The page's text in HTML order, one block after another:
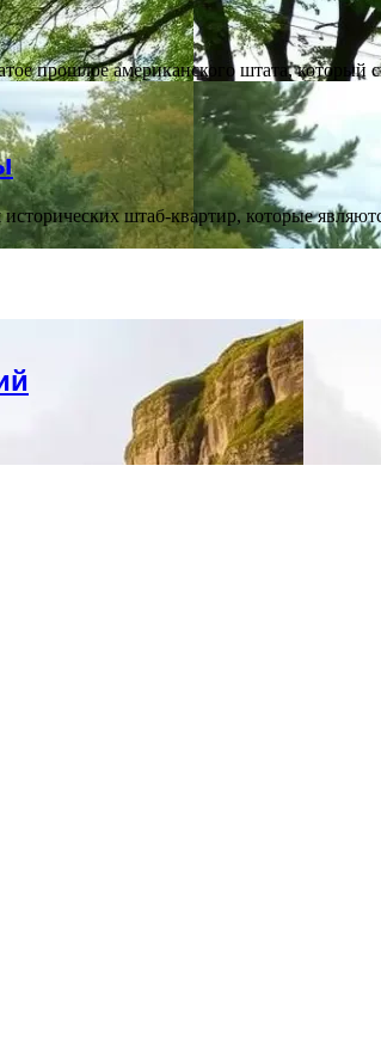
прошлое американского штата, который
штаб-квартир, которые